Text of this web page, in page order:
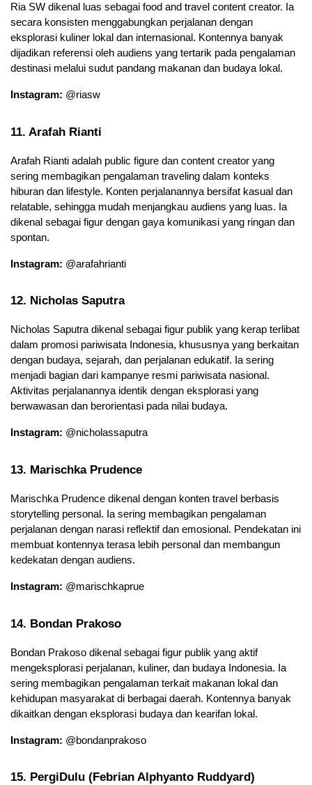
Ria SW dikenal luas sebagai food and travel content creator. Ia
secara konsisten menggabungkan perjalanan dengan
eksplorasi kuliner lokal dan internasional. Kontennya banyak
dijadikan referensi oleh audiens yang tertarik pada pengalaman
destinasi melalui sudut pandang makanan dan budaya lokal.
Instagram: @riasw
11. Arafah Rianti
Arafah Rianti adalah public figure dan content creator yang
sering membagikan pengalaman traveling dalam konteks
hiburan dan lifestyle. Konten perjalanannya bersifat kasual dan
relatable, sehingga mudah menjangkau audiens yang luas. Ia
dikenal sebagai figur dengan gaya komunikasi yang ringan dan
spontan.
Instagram: @arafahrianti
12. Nicholas Saputra
Nicholas Saputra dikenal sebagai figur publik yang kerap terlibat
dalam promosi pariwisata Indonesia, khususnya yang berkaitan
dengan budaya, sejarah, dan perjalanan edukatif. Ia sering
menjadi bagian dari kampanye resmi pariwisata nasional.
Aktivitas perjalanannya identik dengan eksplorasi yang
berwawasan dan berorientasi pada nilai budaya.
Instagram: @nicholassaputra
13. Marischka Prudence
Marischka Prudence dikenal dengan konten travel berbasis
storytelling personal. Ia sering membagikan pengalaman
perjalanan dengan narasi reflektif dan emosional. Pendekatan ini
membuat kontennya terasa lebih personal dan membangun
kedekatan dengan audiens.
Instagram: @marischkaprue
14. Bondan Prakoso
Bondan Prakoso dikenal sebagai figur publik yang aktif
mengeksplorasi perjalanan, kuliner, dan budaya Indonesia. Ia
sering membagikan pengalaman terkait makanan lokal dan
kehidupan masyarakat di berbagai daerah. Kontennya banyak
dikaitkan dengan eksplorasi budaya dan kearifan lokal.
Instagram: @bondanprakoso
15. PergiDulu (Febrian Alphyanto Ruddyard)